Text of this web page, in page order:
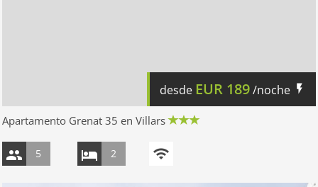
desde EUR 189/noche
Apartamento Grenat 35 en Villars
5 2